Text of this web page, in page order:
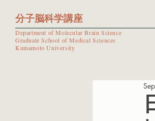
分子脳科学講座
Department of Molecular Brain Science
Graduate School of Medical Sciences
Kumamoto University